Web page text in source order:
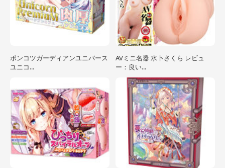
ポンコツガーディアンユニバース
ユニコ...
AVミニ名器 水卜さくら レビュ
ー：良い...